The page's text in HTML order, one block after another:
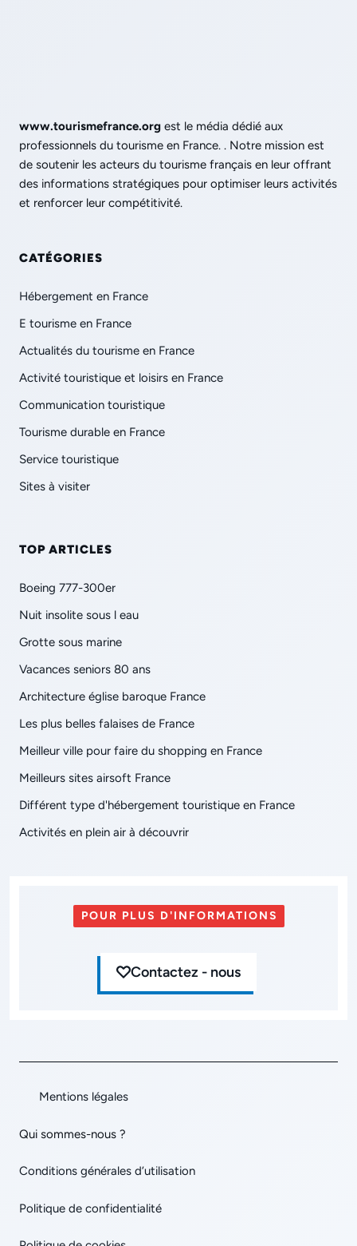
www.tourismefrance.org est le média dédié aux
professionnels du tourisme en France. . Notre mission est
de soutenir les acteurs du tourisme français en leur offrant
des informations stratégiques pour optimiser leurs activités
et renforcer leur compétitivité.
CATÉGORIES
Hébergement en France
E tourisme en France
Actualités du tourisme en France
Activité touristique et loisirs en France
Communication touristique
Tourisme durable en France
Service touristique
Sites à visiter
TOP ARTICLES
Boeing 777-300er
Nuit insolite sous l eau
Grotte sous marine
Vacances seniors 80 ans
Architecture église baroque France
Les plus belles falaises de France
Meilleur ville pour faire du shopping en France
Meilleurs sites airsoft France
Différent type d'hébergement touristique en France
Activités en plein air à découvrir
POUR PLUS D'INFORMATIONS
Contactez - nous
Mentions légales
Qui sommes-nous ?
Conditions générales d’utilisation
Politique de confidentialité